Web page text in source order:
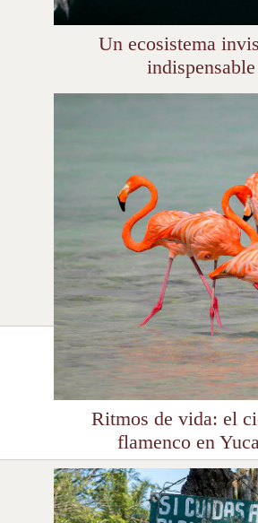
Un ecosistema
indispensable
Ritmos de vida: el
flamenco en